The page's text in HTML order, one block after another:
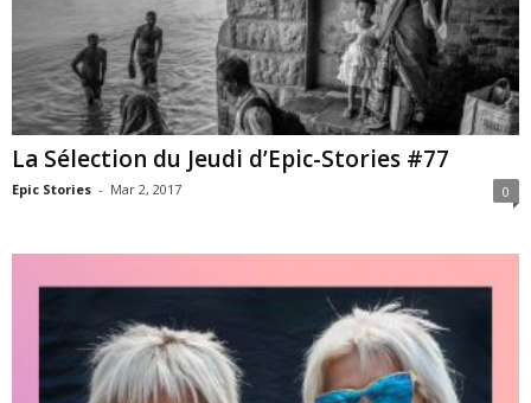
La Sélection du Jeudi d’Epic-Stories #77
Epic Stories - Mar 2, 2017 0